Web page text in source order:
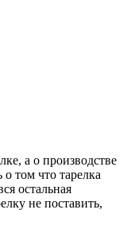
а о производстве
том что тарелка
остальная
не поставить,